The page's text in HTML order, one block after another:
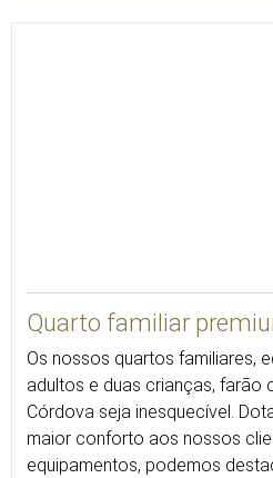
Quarto familiar
Os nossos quartos familiares,
adultos e duas crianças, farão
Córdova seja inesquecível.
maior conforto aos nossos
equipamentos, podemos